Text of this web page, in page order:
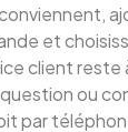
et
client reste
ou
par